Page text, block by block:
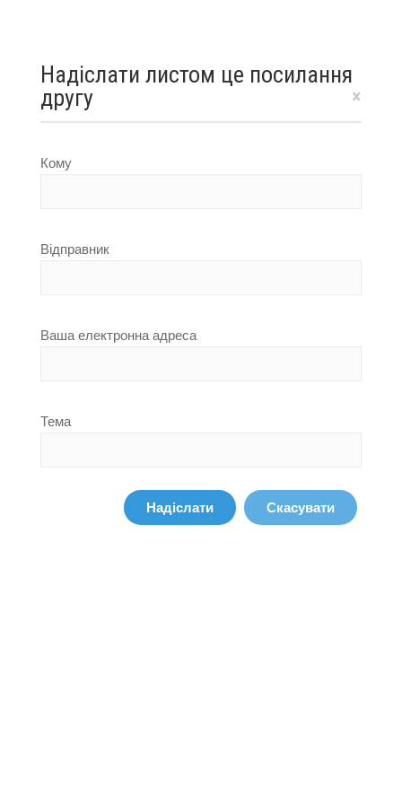
Надіслати листом це посилання
другу
×
Кому
Відправник
Ваша електронна адреса
Тема
Надіслати Скасувати